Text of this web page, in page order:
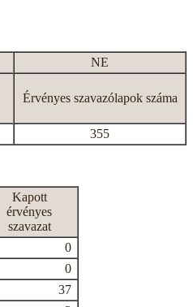
NE
Érvényes szavazólapok száma
355
Kapott
érvényes
szavazat
0
0
37